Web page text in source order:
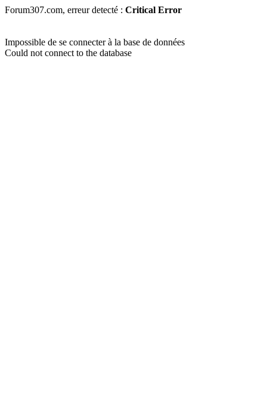
Forum307.com, erreur detecté : Critical Error
Impossible de se connecter à la base de données
Could not connect to the database